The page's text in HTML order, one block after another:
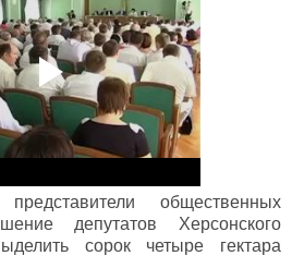
общественных
депутатов Херсонского
сорок четыре гектара